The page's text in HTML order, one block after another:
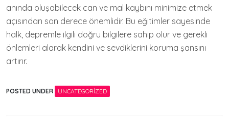
anında oluşabilecek can ve mal kaybını minimize etmek
açısından son derece önemlidir. Bu eğitimler sayesinde
halk, depremle ilgili doğru bilgilere sahip olur ve gerekli
önlemleri alarak kendini ve sevdiklerini koruma şansını
artırır.
POSTED UNDER UNCATEGORIZED